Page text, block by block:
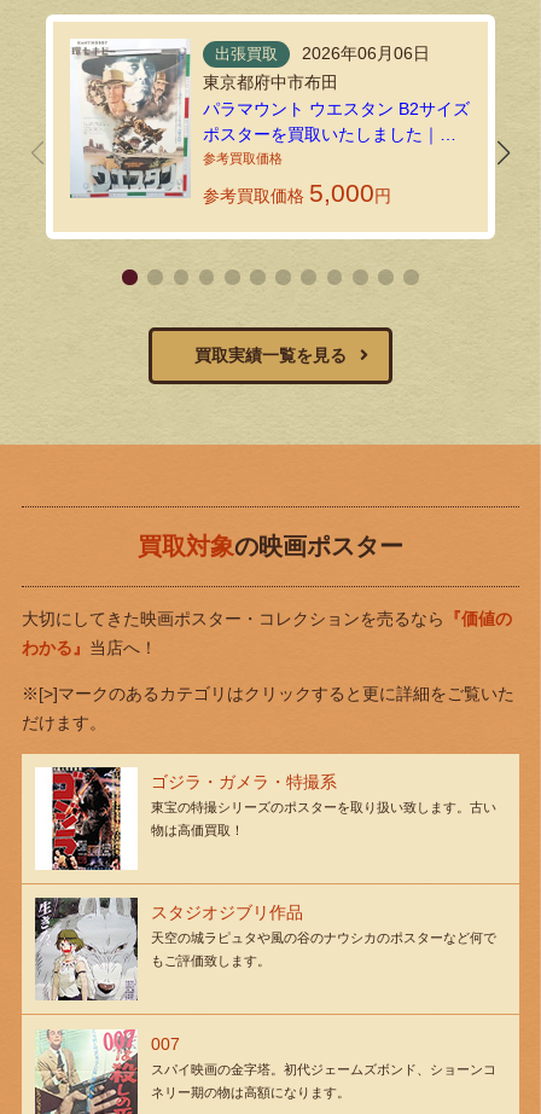
出張買取
2026年06月06日
東京都府中市布田
パラマウント ウエスタン B2サイズ
ポスターを買取いたしました｜環
七ホビーの法人買取
参考買取価格 5,000円
買取実績一覧を見る
買取対象の映画ポスター
大切にしてきた映画ポスター・コレクションを売るなら
『価値の
わかる』 当店へ！
※[>]マークのあるカテゴリはクリックすると更に詳細をご覧いた
だけます。
ゴジラ・ガメラ・特撮系
東宝の特撮シリーズのポスターを取り扱い致します。古い
物は高価買取！
スタジオジブリ作品
天空の城ラピュタや風の谷のナウシカのポスターなど何で
もご評価致します。
007
スパイ映画の金字塔。初代ジェームズボンド、ショーンコ
ネリー期の物は高額になります。